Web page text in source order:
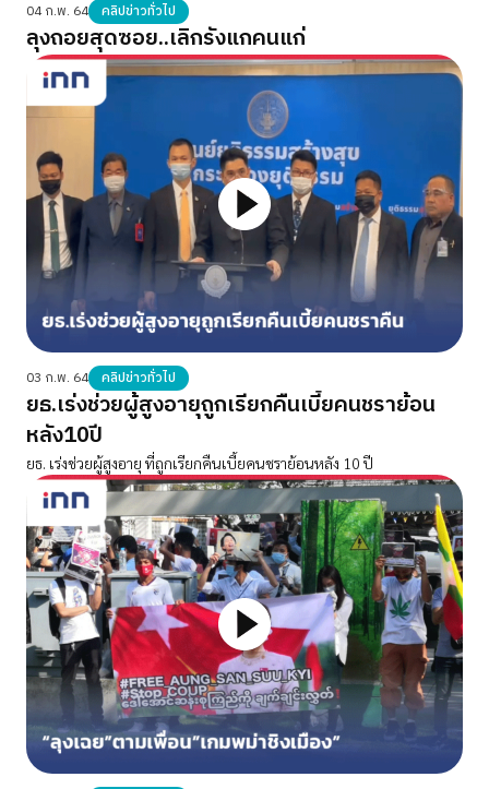
04 ก.พ. 64 คลิปข่าวทั่วไป
ลุงถอยสุดซอย..เลิกรังแกคนแก่
03 ก.พ. 64 คลิปข่าวทั่วไป
ยธ.เร่งช่วยผู้สูงอายุถูกเรียกคืนเบี้ยคนชราย้อน
หลัง10ปี
ยธ. เร่งช่วยผู้สูงอายุ ที่ถูกเรียกคืนเบี้ยคนชราย้อนหลัง 10 ปี